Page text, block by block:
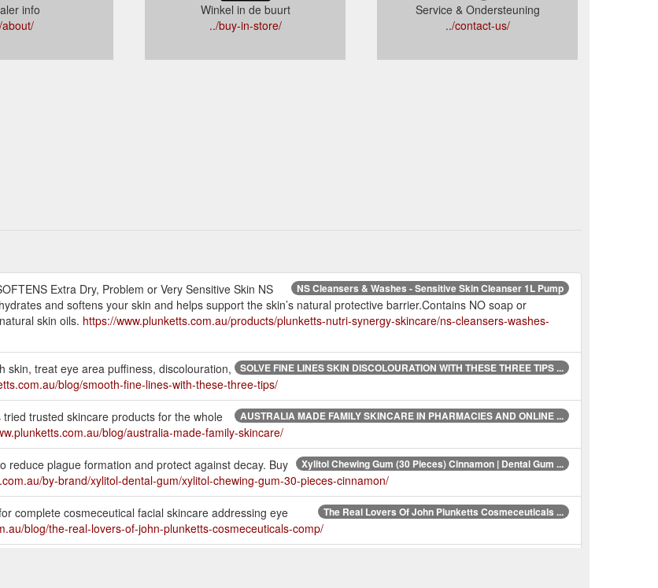
info
about/
Winkel in de buurt
../buy-in-store/
Service & Ondersteuning
../contact-us/
NS Cleansers & Washes - Sensitive Skin Cleanser 1L Pump
Extra Dry, Problem or Very Sensitive Skin NS
and softens your skin and helps support the skin’s natural protective barrier.Contains NO soap or
skin oils. https://www.plunketts.com.au/products/plunketts-nutri-synergy-skincare/ns-cleansers-washes-
SOLVE FINE LINES SKIN DISCOLOURATION WITH THESE THREE TIPS ...
skin, treat eye area puffiness, discolouration,
blog/smooth-fine-lines-with-these-three-tips/
AUSTRALIA MADE FAMILY SKINCARE IN PHARMACIES AND ONLINE ...
trusted skincare products for the whole
blog/australia-made-family-skincare/
Xylitol Chewing Gum (30 Pieces) Cinnamon | Dental Gum ...
reduce plague formation and protect against decay. Buy
by-brand/xylitol-dental-gum/xylitol-chewing-gum-30-pieces-cinnamon/
The Real Lovers Of John Plunketts Cosmeceuticals ...
complete cosmeceutical facial skincare addressing eye
blog/the-real-lovers-of-john-plunketts-cosmeceuticals-comp/